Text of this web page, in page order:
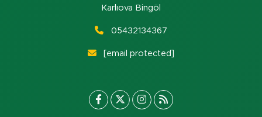
Karlıova Bingöl
05432134367
[email protected]